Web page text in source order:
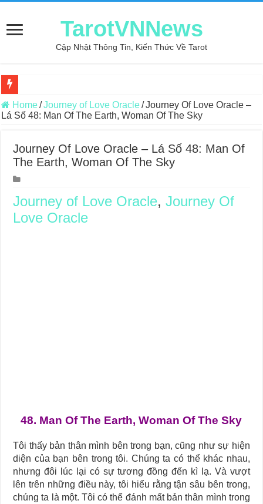
TarotVNNews
Cập Nhật Thông Tin, Kiến Thức Về Tarot
Review may áo thun tại xưởng may Dony
Top 5 Cuốn Sách Hướng Dẫn Đọc Bài Tarot Bằng Tiếng Việt
Konxari Cards – Trải Nghiệm Kết Nối Với Thế Giới Tâm Linh
Querent Tìm Đến Nhiều Tarot Reader Nhưng Không Thấy Thỏa
Journey Of Love Oracle – Lá Số 70: Heaven
Journey Of Love Oracle – Lá Số 69: Contemplation
Journey Of Love Oracle – Lá Số 68: Drop Into Your Heart
Home/Journey of Love Oracle/Journey Of Love Oracle –
Lá Số 48: Man Of The Earth, Woman Of The Sky
Journey Of Love Oracle – Lá Số 48: Man Of
The Earth, Woman Of The Sky
Journey of Love Oracle,Journey Of
Love Oracle
48. Man Of The Earth, Woman Of The Sky
Tôi thấy bản thân mình bên trong bạn, cũng như sự hiện
diện của bạn bên trong tôi. Chúng ta có thể khác nhau,
nhưng đôi lúc lại có sự tương đồng đến kì lạ. Và vượt
lên trên những điều này, tôi hiểu rằng tận sâu bên trong,
chúng ta là một. Tôi có thể đánh mất bản thân mình trong